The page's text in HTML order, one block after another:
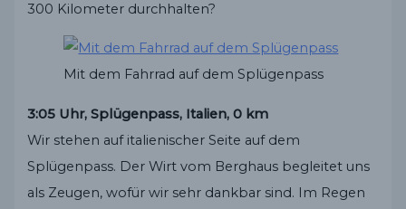
300 Kilometer durchhalten?
Mit dem Fahrrad auf dem Splügenpass
3:05 Uhr, Splügenpass, Italien, 0 km
Wir stehen auf italienischer Seite auf dem
Splügenpass. Der Wirt vom Berghaus begleitet uns
als Zeugen, wofür wir sehr dankbar sind. Im Regen